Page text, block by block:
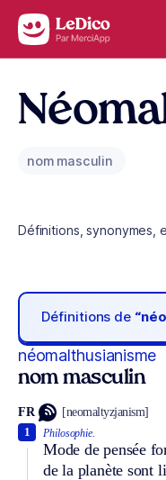
Aller au contenu
nom masculin
Définitions, synonymes,
Définitions de
néomalthusianisme
nom masculin
FR [neomaltyzjanism]
Philosophie.
Mode de pensée
de la planète sont
1